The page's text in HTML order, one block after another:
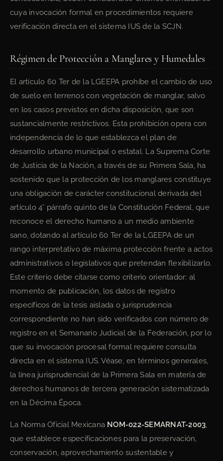
cuya invocación formal en procedimientos requiere
verificación directa en el sistema IUS de la SCJN.
Régimen de Protección a Manglares y Humedales
El artículo 60 Ter de la LGEEPA prohíbe el cambio de uso
de suelo en terrenos con vegetación de manglar, salvo
en los casos previstos en dicha disposición, que son
sustancialmente restrictivos. Esta prohibición opera con
independencia de lo que establezca el plan de
desarrollo urbano municipal o estatal. La Suprema Corte
de Justicia de la Nación, a través de su Primera Sala, ha
sostenido que la protección de los manglares constituye
una obligación de carácter constitucional derivada del
artículo 4° párrafo quinto de la Constitución Federal, que
reconoce el derecho humano a un medio ambiente
sano, dotando al artículo 60 Ter de la LGEEPA de un
rango interpretativo de máxima protección frente a actos
administrativos o legislativos que pretendan flexibilizarlo.
Este criterio debe citarse como criterio orientador: al
momento de publicación, los datos de registro
específicos de la tesis aislada o jurisprudencia
correspondiente no han sido verificados con número de
registro en el Semanario Judicial de la Federación, por lo
que su invocación procesal formal requiere consulta
directa en el sistema IUS. Véase, en términos generales,
la línea jurisprudencial de la Primera Sala en materia de
derechos humanos de tercera generación sistematizada
en la Décima Época.
La Norma Oficial Mexicana NOM-022-SEMARNAT-2003,
que establece especificaciones para la preservación,
conservación, aprovechamiento sustentable y